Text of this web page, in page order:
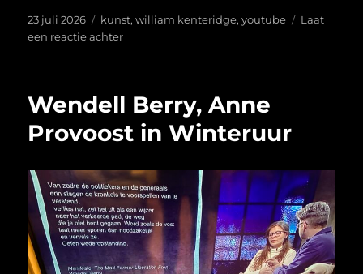
Geplaatst
op
23 juli 2026 Tags
kunst,william kenteridge,youtube
Laat
een reactie achterop
Mannheim
Wendell Berry, Anne
Provoost in Winteruur